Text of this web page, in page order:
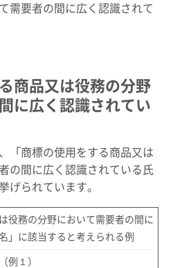
需要者の間に広く認識されて
商品又は役務の分野
に広く認識されてい
「商標の使用をする商品又は
の間に広く認識されている氏
げられています。
役務の分野において需要者の間に
」に該当すると考えられる例
（例１）